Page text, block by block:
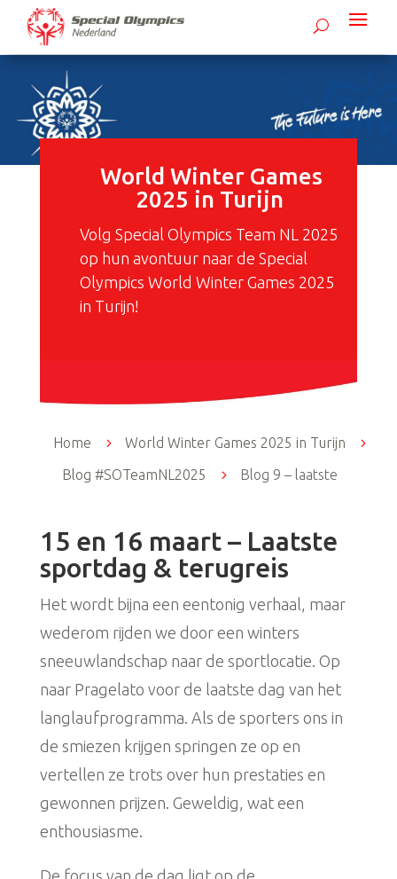
World Winter Games
2025 in Turijn
Volg Special Olympics Team NL 2025
op hun avontuur naar de Special
Olympics World Winter Games 2025
in Turijn!
Home 5 World Winter Games 2025 in Turijn
5
Blog #SOTeamNL2025
5 Blog 9 – laatste
15 en 16 maart – Laatste
sportdag & terugreis
Het wordt bijna een eentonig verhaal, maar
wederom rijden we door een winters
sneeuwlandschap naar de sportlocatie. Op
naar Pragelato voor de laatste dag van het
langlaufprogramma. Als de sporters ons in
de smiezen krijgen springen ze op en
vertellen ze trots over hun prestaties en
gewonnen prijzen. Geweldig, wat een
enthousiasme.